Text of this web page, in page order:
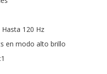
120 Hz
en modo alto brillo